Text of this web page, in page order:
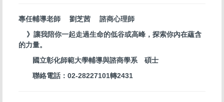
專任輔導老師 劉芝茜 諮商心理師
》讓我陪你一起走過生命的低谷或高峰，探索你內在蘊含
的力量。
國立彰化師範大學輔導與諮商學系 碩士
聯絡電話：02-28227101轉2431